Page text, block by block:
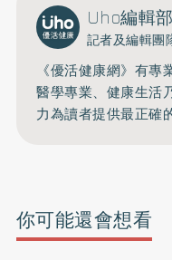
Uho編輯部
記者及編輯團
《優活健康網》有
醫學專業、健康生活
力為讀者提供最正確
你可能還會想看